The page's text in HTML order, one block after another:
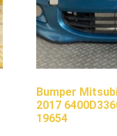
Bumper
2017
19654